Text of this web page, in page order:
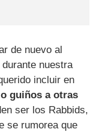
de nuevo al
nuestra
incluir en
o guiños a otras
ser los Rabbids,
se rumorea que